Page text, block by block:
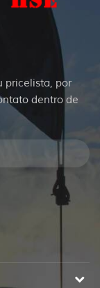
pricelista, por
dentro de